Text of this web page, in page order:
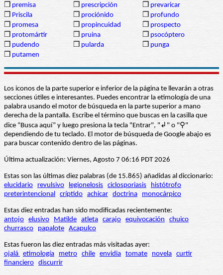
❒ premisa ❒ prescripción ❒ prevaricar
❒ Priscila ❒ prociónido ❒ profundo
❒ promesa ❒ propincuidad ❒ prospecto
❒ protomártir ❒ pruina ❒ psocóptero
❒ pudendo ❒ pularda ❒ punga
❒ putamen
Los iconos de la parte superior e inferior de la página te llevarán a otras
secciones útiles e interesantes. Puedes encontrar la etimología de una
palabra usando el motor de búsqueda en la parte superior a mano
derecha de la pantalla. Escribe el término que buscas en la casilla que
dice “Busca aquí” y luego presiona la tecla "Entrar", "↲" o "⚲"
dependiendo de tu teclado. El motor de búsqueda de Google abajo es
para buscar contenido dentro de las páginas.
Última actualización: Viernes, Agosto 7 06:16 PDT 2026
Estas son las últimas diez palabras (de 15.865) añadidas al diccionario:
elucidario
revulsivo legionelosis ciclosporiasis
histótrofo
preterintencional críptido achicar doctrina monocárpico
Estas diez entradas han sido modificadas recientemente:
antojo elusivo Matilde atleta carajo equivocación
chuico
churrasco
papalote Acapulco
Estas fueron las diez entradas más visitadas ayer:
ojalá etimología metro chile envidia tomate novela curtir
financiero discurrir